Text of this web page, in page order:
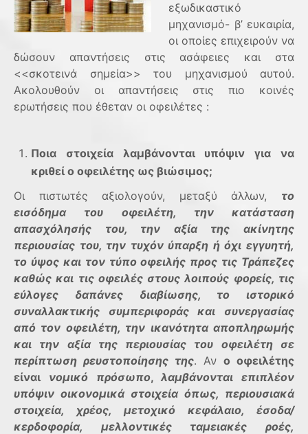
εξωδικαστικό
μηχανισμό- β’ ευκαιρία,
οι οποίες επιχειρούν να
δώσουν απαντήσεις στις ασάφειες και στα
<<σκοτεινά σημεία>> του μηχανισμού αυτού.
Ακολουθούν οι απαντήσεις στις πιο κοινές
ερωτήσεις που έθεταν οι οφειλέτες :
Ποια στοιχεία λαμβάνονται υπόψιν για να
κριθεί ο οφειλέτης ως βιώσιμος;
Οι πιστωτές αξιολογούν, μεταξύ άλλων, το
εισόδημα του οφειλέτη, την κατάσταση
απασχόλησής του, την αξία της ακίνητης
περιουσίας του, την τυχόν ύπαρξη ή όχι εγγυητή,
το ύψος και τον τύπο οφειλής προς τις Τράπεζες
καθώς και τις οφειλές στους λοιπούς φορείς, τις
εύλογες δαπάνες διαβίωσης, το ιστορικό
συναλλακτικής συμπεριφοράς και συνεργασίας
από τον οφειλέτη, την ικανότητα αποπληρωμής
και την αξία της περιουσίας του οφειλέτη σε
περίπτωση ρευστοποίησης της. Αν ο οφειλέτης
είναι νομικό πρόσωπο,λαμβάνονται επιπλέον
υπόψιν οικονομικά στοιχεία όπως, περιουσιακά
στοιχεία, χρέος, μετοχικό κεφάλαιο, έσοδα/
κερδοφορία, μελλοντικές ταμειακές ροές,